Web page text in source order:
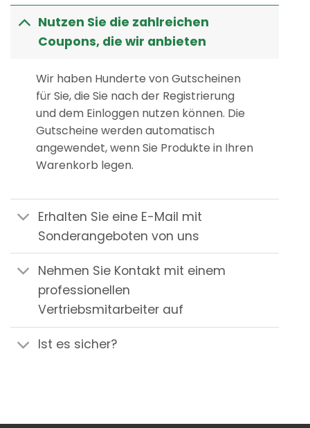
Nutzen Sie die zahlreichen
Coupons, die wir anbieten
Wir haben Hunderte von Gutscheinen
für Sie, die Sie nach der Registrierung
und dem Einloggen nutzen können. Die
Gutscheine werden automatisch
angewendet, wenn Sie Produkte in Ihren
Warenkorb legen.
Erhalten Sie eine E-Mail mit
Sonderangeboten von uns
Nehmen Sie Kontakt mit einem
professionellen
Vertriebsmitarbeiter auf
Ist es sicher?